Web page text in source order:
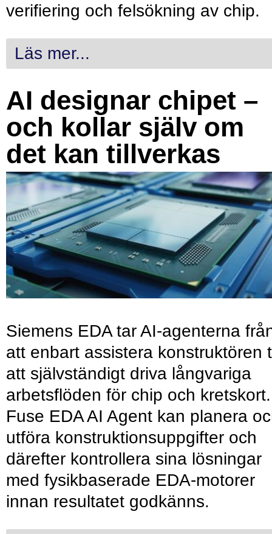
verifiering och felsökning av chip.
Läs mer...
AI designar chipet –
och kollar själv om
det kan tillverkas
Siemens EDA tar AI-agenterna
att enbart assistera konstruktören
att självständigt driva långvariga
arbetsflöden för chip och kretskort.
Fuse EDA AI Agent kan planera
utföra konstruktionsuppgifter och
därefter kontrollera sina lösningar
med fysikbaserade EDA-motorer
innan resultatet godkänns.